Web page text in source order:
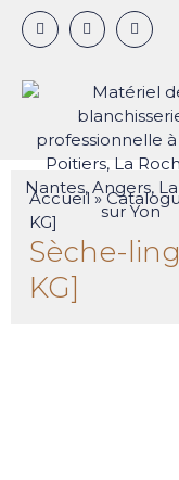
Accueil»
KG]
Sèche-
KG]
Panneau de gestion